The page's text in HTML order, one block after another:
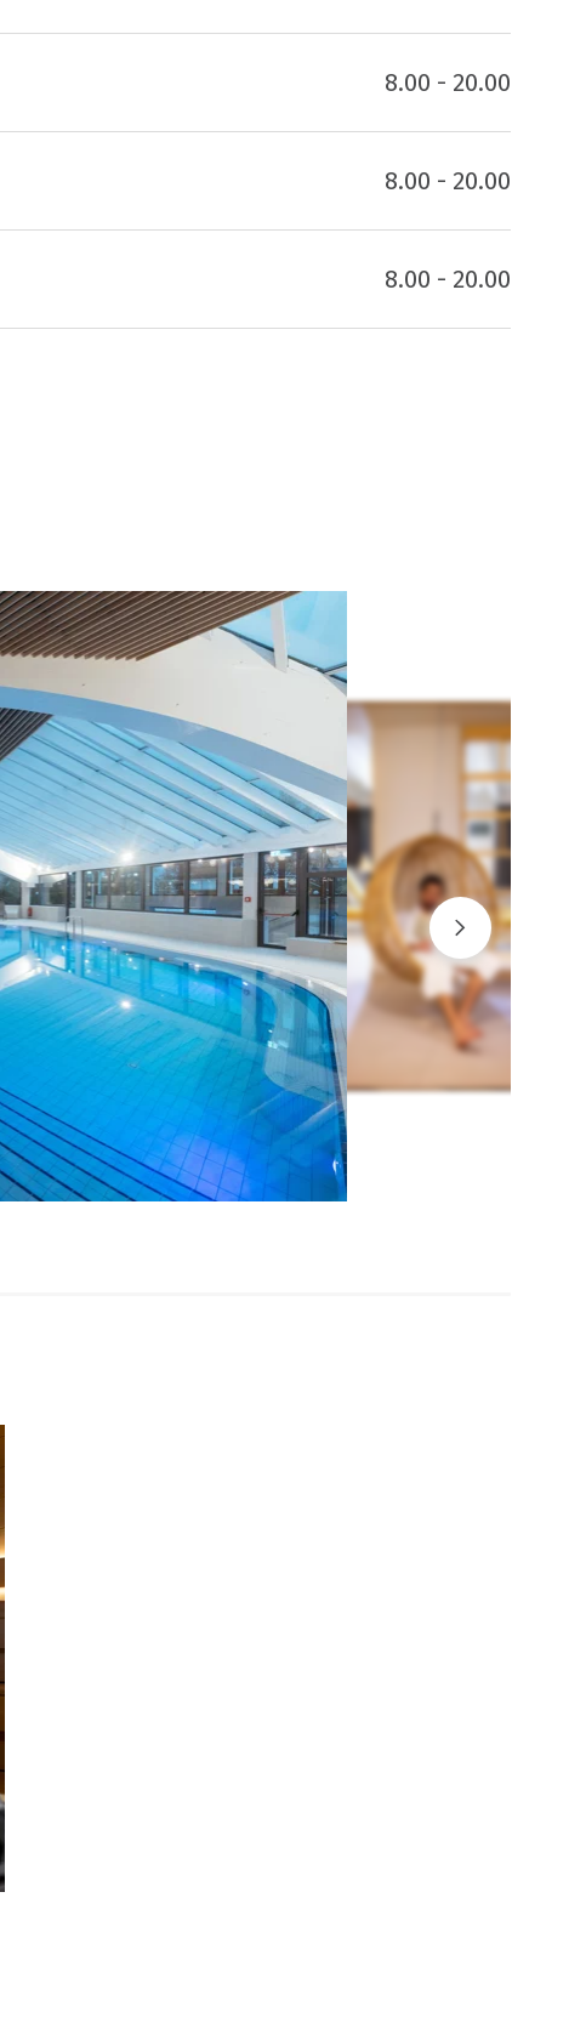
8.00 - 20.00
8.00 - 20.00
8.00 - 20.00
Svet savn
Ljubiteljem savn je na voljo 5 savn, in sicer švedska,
turška, bio finska savna in 2 infrardeči savni (s
karbonskimi grelci in grelci polnega spektra). Za
popolno doživetje savnanja je na voljo tudi snežna
terapija, kotiček s pravim ledenim vodnjakom s
svežim snegom oz. ledom ter počivalnica, v kateri se
lahko sprostitev na ležalnikih z blazinami polnjenimi
z ajdovimi luščinami.